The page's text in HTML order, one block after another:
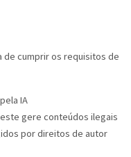
de cumprir os requisitos de
IA
gere conteúdos ilegais
por direitos de autor